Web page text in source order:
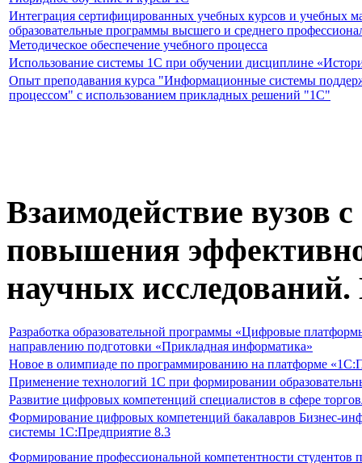
Интеграция сертифицированных учебных курсов и учебных
образовательные программы высшего и среднего
Методическое обеспечение учебного процесса
Использование системы 1С при обучении дисциплине
Опыт преподавания курса "Информационные системы
процессом" с использованием прикладных решений "1С"
Взаимодействие вузов
повышения
научных
Разработка образовательной программы «Цифровые
направлению подготовки «Прикладная информатика»
Новое в олимпиаде по программированию на платформе
Применение технологий 1С при формировании
Развитие цифровых компетенций специалистов в сфере
Формирование цифровых компетенций бакалавров Бизнес-
системы 1С:Предприятие 8.3
Формирование профессиональной компетентности студентов